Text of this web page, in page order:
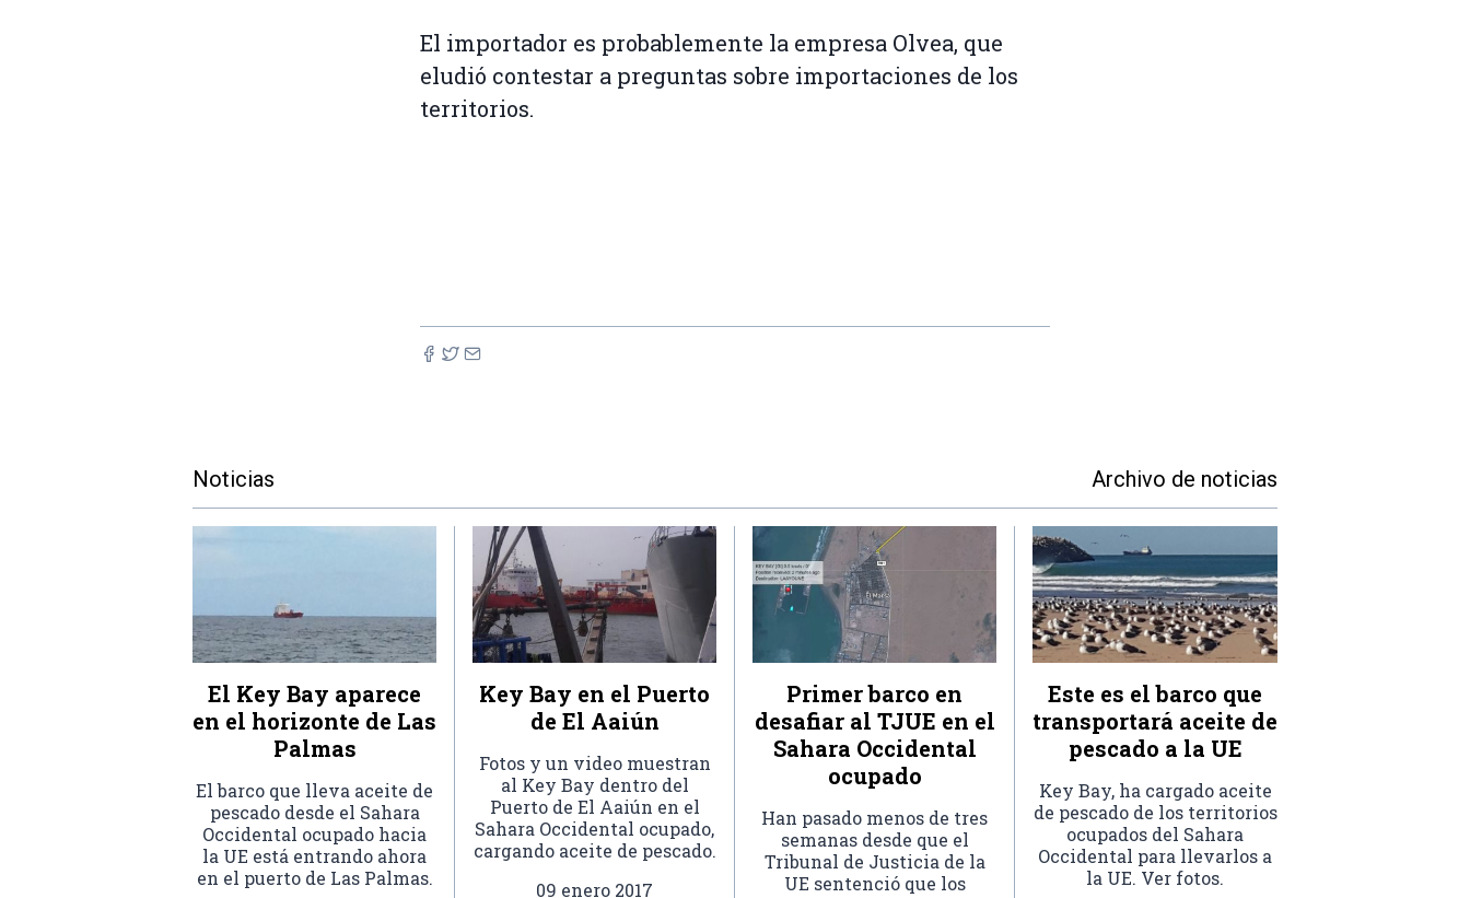
El importador es probablemente la empresa Olvea, que
eludió contestar a preguntas sobre importaciones de los
territorios.
Noticias Archivo de noticias
El Key Bay aparece
en el horizonte de Las
Palmas
El barco que lleva aceite de
pescado desde el Sahara
Occidental ocupado hacia
la UE está entrando ahora
en el puerto de Las Palmas.
Key Bay en el Puerto
de El Aaiún
Fotos y un video muestran
al Key Bay dentro del
Puerto de El Aaiún en el
Sahara Occidental ocupado,
cargando aceite de pescado.
09 enero 2017
Primer barco en
desafiar al TJUE en el
Sahara Occidental
ocupado
Han pasado menos de tres
semanas desde que el
Tribunal de Justicia de la
UE sentenció que los
Este es el barco que
transportará aceite de
pescado a la UE
Key Bay, ha cargado aceite
de pescado de los territorios
ocupados del Sahara
Occidental para llevarlos a
la UE. Ver fotos.